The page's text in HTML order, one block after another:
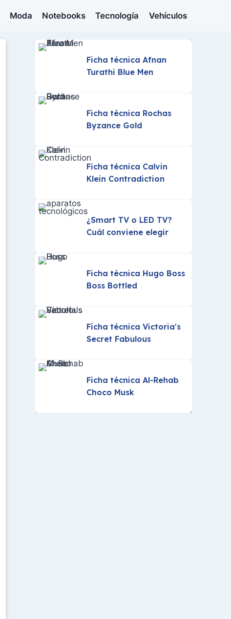
Moda Notebooks Tecnología Vehículos
Ficha técnica Afnan
Turathi Blue Men
Ficha técnica Rochas
Byzance Gold
Ficha técnica Calvin
Klein Contradiction
¿Smart TV o LED TV?
Cuál conviene elegir
Ficha técnica Hugo Boss
Boss Bottled
Ficha técnica Victoria's
Secret Fabulous
Ficha técnica Al-Rehab
Choco Musk